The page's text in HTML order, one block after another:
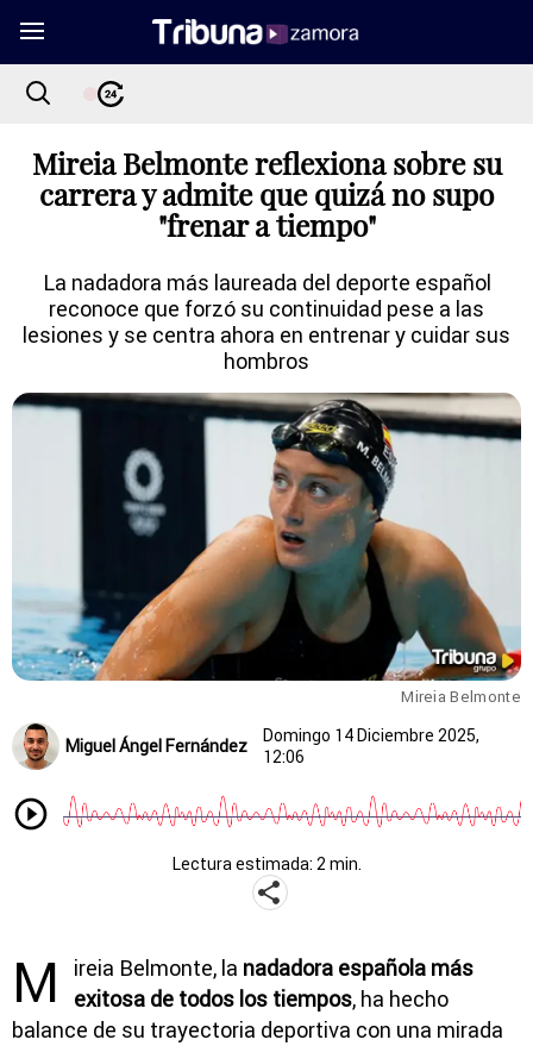
Mireia Belmonte reflexiona sobre su
carrera y admite que quizá no supo
"frenar a tiempo"
La nadadora más laureada del deporte español
reconoce que forzó su continuidad pese a las
lesiones y se centra ahora en entrenar y cuidar sus
hombros
Mireia Belmonte
Miguel Ángel Fernández
Domingo 14 Diciembre 2025,
12:06
Lectura estimada: 2 min.
M ireia Belmonte, la nadadora española más
exitosa de todos los tiempos, ha hecho
balance de su trayectoria deportiva con una mirada